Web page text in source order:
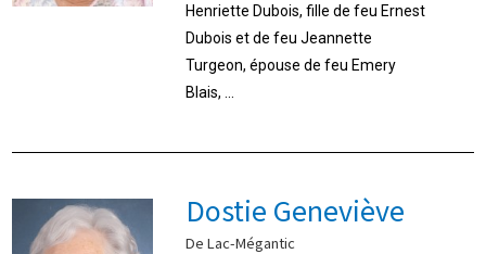
Henriette Dubois, fille de feu Ernest
Dubois et de feu Jeannette
Turgeon, épouse de feu Emery
Blais, ...
Dostie Geneviève
De Lac-Mégantic